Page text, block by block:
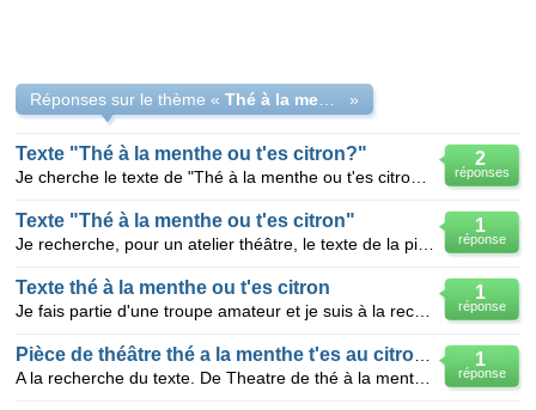
Réponses sur le thème « »
2
réponses
Texte "Thé à la menthe ou t'es citron?"
1
réponse
Texte "Thé à la menthe ou t'es citron"
1
réponse
Texte thé à la menthe ou t'es citron
1
réponse